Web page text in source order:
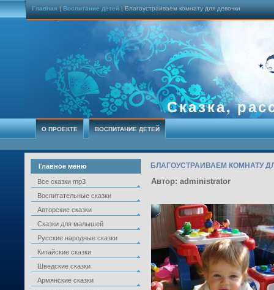
Главная | Воспитание детей | Благоустраиваем комнату для девочки
Сказка,
О ПРОЕКТЕ ВОСПИТАНИЕ ДЕТЕЙ
Главное меню
Все сказки mp3
Воспитательные сказки
Авторские сказки
Сказки для малышей
Русские народные сказки
Китайские сказки
Шведские сказки
Армянские сказки
БЛАГОУСТРАИВАЕМ КОМНАТУ
Автор: administrator